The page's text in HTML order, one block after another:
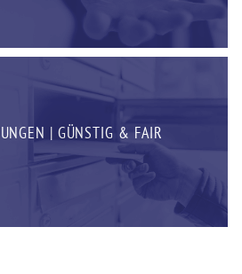
| GÜNSTIG & FAIR